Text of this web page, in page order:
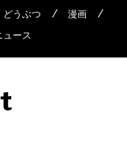
どうぶつ
漫画
ュース